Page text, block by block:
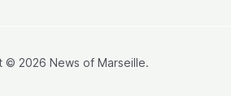
© 2026 News of Marseille.